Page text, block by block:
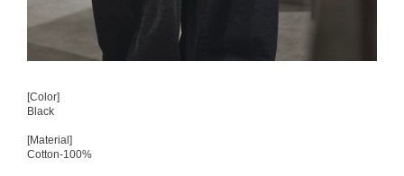
[Color]
Black
[Material]
Cotton-100%